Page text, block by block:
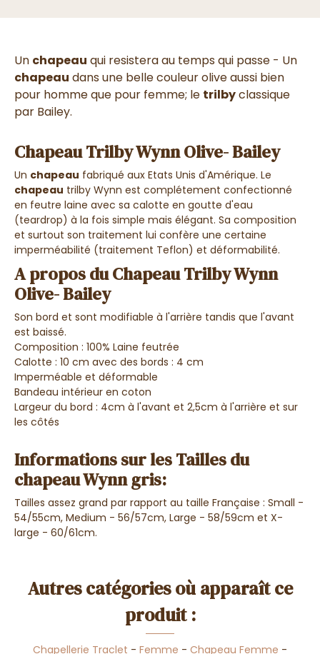
Un chapeau qui resistera au temps qui passe - Un
chapeau dans une belle couleur olive aussi bien
pour homme que pour femme; le trilbyclassique
par Bailey.
Chapeau Trilby Wynn Olive- Bailey
Un chapeau fabriqué aux Etats Unis d'Amérique. Le
chapeau trilby Wynn est complétement confectionné
en feutre laine avec sa calotte en goutte d'eau
(teardrop) à la fois simple mais élégant. Sa composition
et surtout son traitement lui confère une certaine
imperméabilité (traitement Teflon) et déformabilité.
A propos du Chapeau Trilby Wynn
Olive- Bailey
Son bord et sont modifiable à l'arrière tandis que l'avant
est baissé.
Composition : 100% Laine feutrée
Calotte : 10 cm avec des bords : 4 cm
Imperméable et déformable
Bandeau intérieur en coton
Largeur du bord : 4cm à l'avant et 2,5cm à l'arrière et sur
les côtés
Informations sur les Tailles du
chapeau Wynn gris:
Tailles assez grand par rapport au taille Française : Small -
54/55cm, Medium - 56/57cm, Large - 58/59cm et X-
large - 60/61cm.
Autres catégories où apparaît ce
produit :
Chapellerie Traclet - Femme - Chapeau Femme -